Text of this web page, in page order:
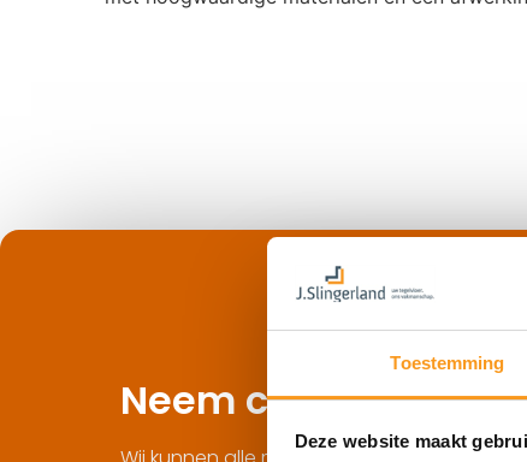
Toestemming
Deze website maakt
Neem contact op